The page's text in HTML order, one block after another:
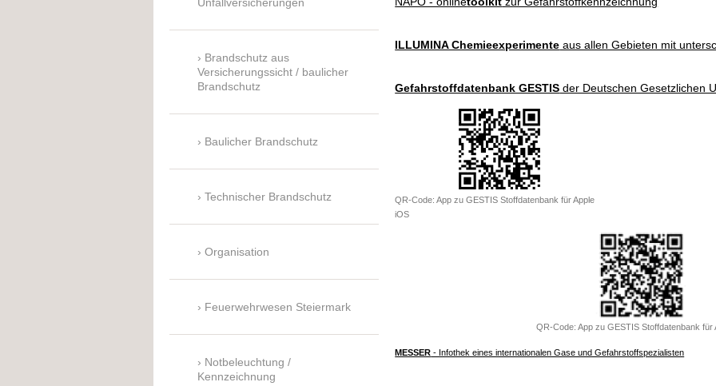
ILLUMINA Chemieexperimente aus allen Gebieten mit
Gefahrstoffdatenbank GESTIS der Deutschen Gesetzlichen
QR-Code: App zu GESTIS Stoffdatenbank für Apple
iOS
QR-Code: App zu GESTIS Stoffdatenbank für
MESSER - Infothek eines internationalen Gase und Gefahrstoffspezialisten
Brandschutz aus
Versicherungssicht / baulicher
Brandschutz
Baulicher Brandschutz
Technischer Brandschutz
Organisation
Feuerwehrwesen Steiermark
Notbeleuchtung /
Kennzeichnung